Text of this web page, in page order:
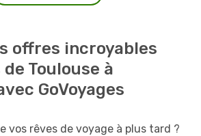
offres incroyables
Toulouse à
GoVoyages
vos rêves de voyage à plus tard ?